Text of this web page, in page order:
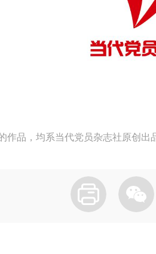
作品，均系当代党员杂志社原创